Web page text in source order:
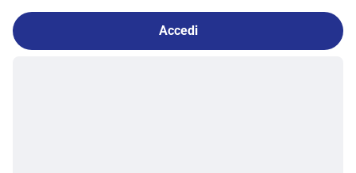
Accedi